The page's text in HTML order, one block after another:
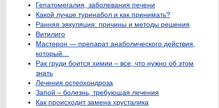
Гепатомегалия, заболевания печени
Какой лучше туринабол и как принимать?
Ранняя эякуляция: причины и методы решения
Витилиго
Мастерон — препарат анаболического действия,
который…
Рак груди боится химии – все, что нужно об этом
знать
Лечения остеохондроза
Запой – болезнь, требующая лечения
Как происходит замена хрусталика